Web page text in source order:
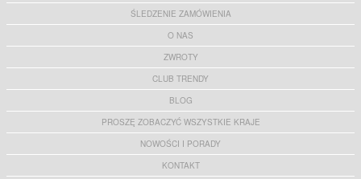
ŚLEDZENIE ZAMÓWIENIA
O NAS
ZWROTY
CLUB TRENDY
BLOG
PROSZĘ ZOBACZYĆ WSZYSTKIE KRAJE
NOWOŚCI I PORADY
KONTAKT